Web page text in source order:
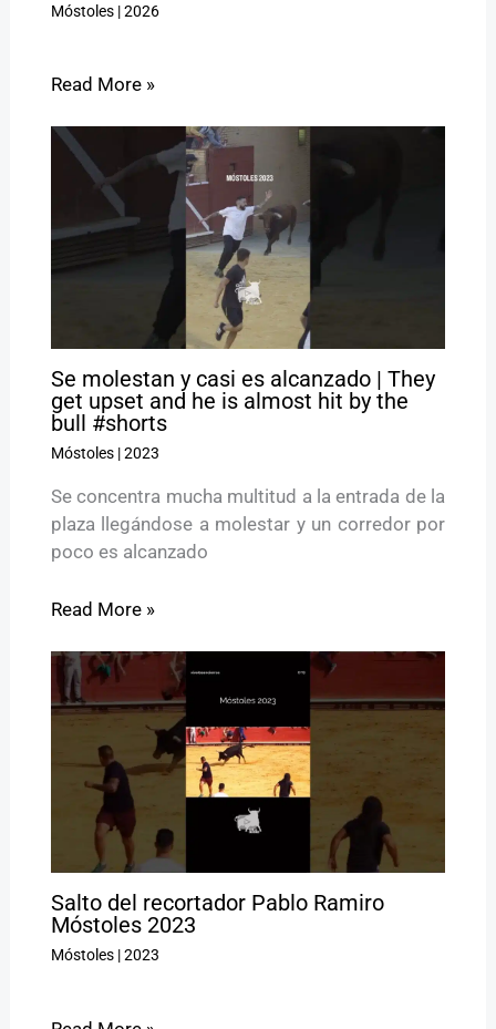
Móstoles|2026
Read More »
Se molestan y casi es alcanzado | They
get upset and he is almost hit by the
bull #shorts
Móstoles|2023
Se concentra mucha multitud a la entrada de la
plaza llegándose a molestar y un corredor por
poco es alcanzado
Read More »
Salto del recortador Pablo Ramiro
Móstoles 2023
Móstoles|2023